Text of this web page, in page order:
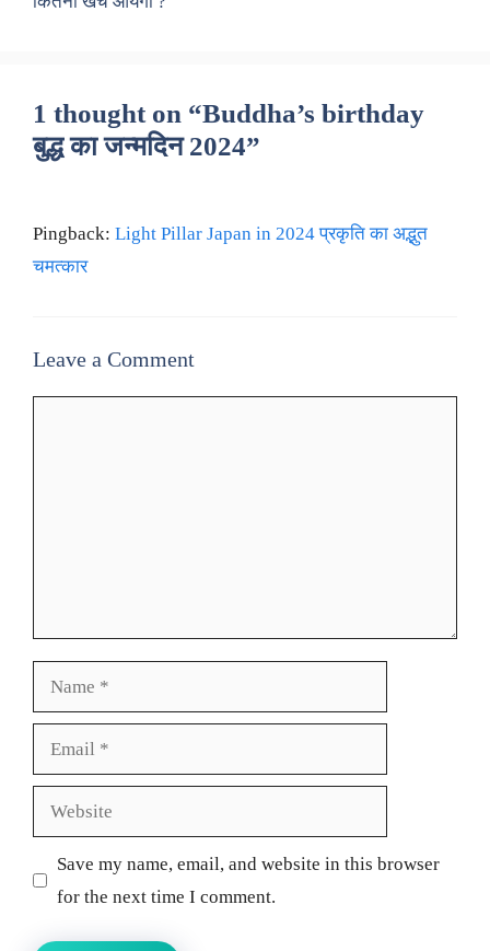
1 thought on “Buddha’s birthday
बुद्ध का जन्मदिन 2024”
Pingback: Light Pillar Japan in 2024 प्रकृति का अद्भुत
चमत्कार
Leave a Comment
Website
Save my name, email, and website in this browser
for the next time I comment.